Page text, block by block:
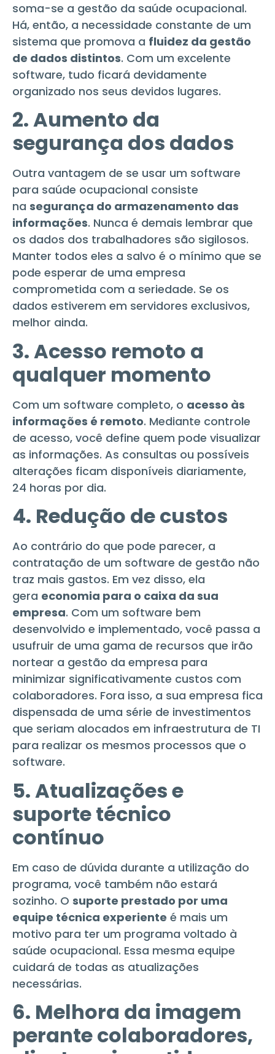
soma-se a gestão da saúde ocupacional.
Há, então, a necessidade constante de um
sistema que promova a fluidez da gestão
de dados distintos. Com um excelente
software, tudo ficará devidamente
organizado nos seus devidos lugares.
2. Aumento da
segurança dos dados
Outra vantagem de se usar um software
para saúde ocupacional consiste
na segurança do armazenamento das
informações. Nunca é demais lembrar que
os dados dos trabalhadores são sigilosos.
Manter todos eles a salvo é o mínimo que se
pode esperar de uma empresa
comprometida com a seriedade. Se os
dados estiverem em servidores exclusivos,
melhor ainda.
3. Acesso remoto a
qualquer momento
Com um software completo, o acesso às
informações é remoto. Mediante controle
de acesso, você define quem pode visualizar
as informações. As consultas ou possíveis
alterações ficam disponíveis diariamente,
24 horas por dia.
4. Redução de custos
Ao contrário do que pode parecer, a
contratação de um software de gestão não
traz mais gastos. Em vez disso, ela
gera economia para o caixa da sua
empresa. Com um software bem
desenvolvido e implementado, você passa a
usufruir de uma gama de recursos que irão
nortear a gestão da empresa para
minimizar significativamente custos com
colaboradores. Fora isso, a sua empresa fica
dispensada de uma série de investimentos
que seriam alocados em infraestrutura de TI
para realizar os mesmos processos que o
software.
5. Atualizações e
suporte técnico
contínuo
Em caso de dúvida durante a utilização do
programa, você também não estará
sozinho. O suporte prestado por uma
equipe técnica experiente é mais um
motivo para ter um programa voltado à
saúde ocupacional. Essa mesma equipe
cuidará de todas as atualizações
necessárias.
6. Melhora da imagem
perante colaboradores,